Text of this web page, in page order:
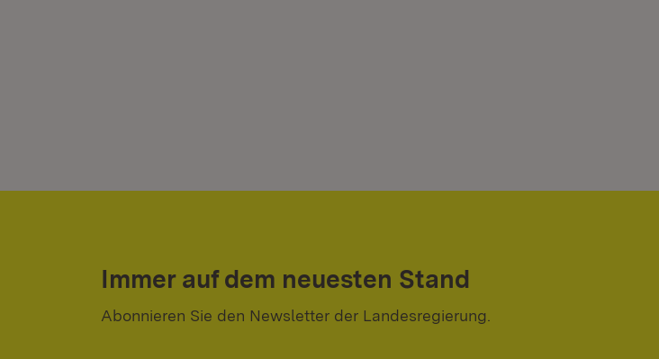
Immer auf dem neuesten Stand
Abonnieren Sie den Newsletter der Landesregierung.